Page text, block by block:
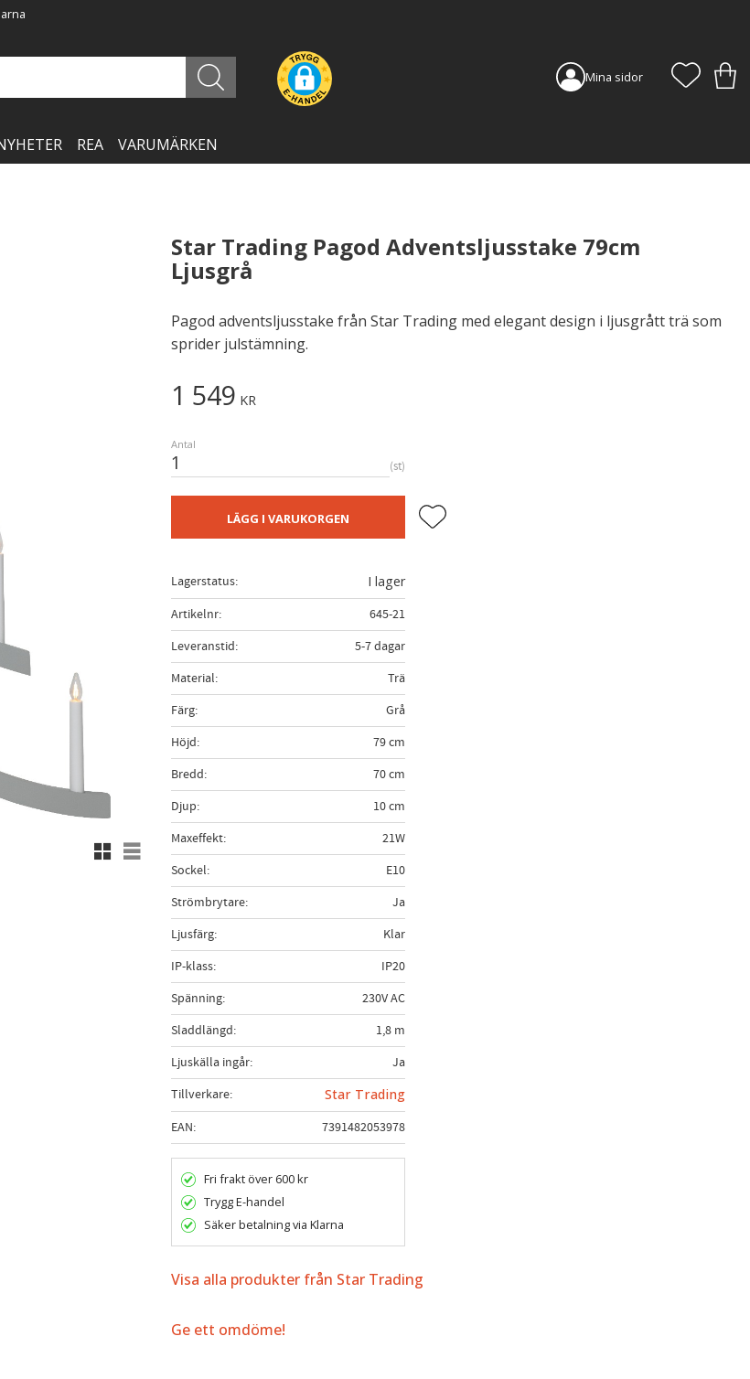
Mina sidor
REA VARUMÄRKEN
Star Trading Pagod Adventsljusstake 79cm
Ljusgrå
Pagod adventsljusstake från Star Trading med elegant design i ljusgrått trä som
sprider julstämning.
Rutnätsvy
Listvy
1 549 KR
Antal
st
LÄGG I VARUKORGEN Lägg till i favoriter
Lagerstatus
I lager
Artikelnr
645-21
Leveranstid
5-7 dagar
Material
Trä
Färg
Grå
Höjd
79 cm
Bredd
70 cm
Djup
10 cm
Maxeffekt
21W
Sockel
E10
Strömbrytare
Ja
Ljusfärg
Klar
IP-klass
IP20
Spänning
230V AC
Sladdlängd
1,8 m
Ljuskälla ingår
Ja
Tillverkare
Star Trading
EAN
7391482053978
Fri frakt över 600 kr
Trygg E-handel
Säker betalning via Klarna
Visa alla produkter från Star Trading
Ge ett omdöme!